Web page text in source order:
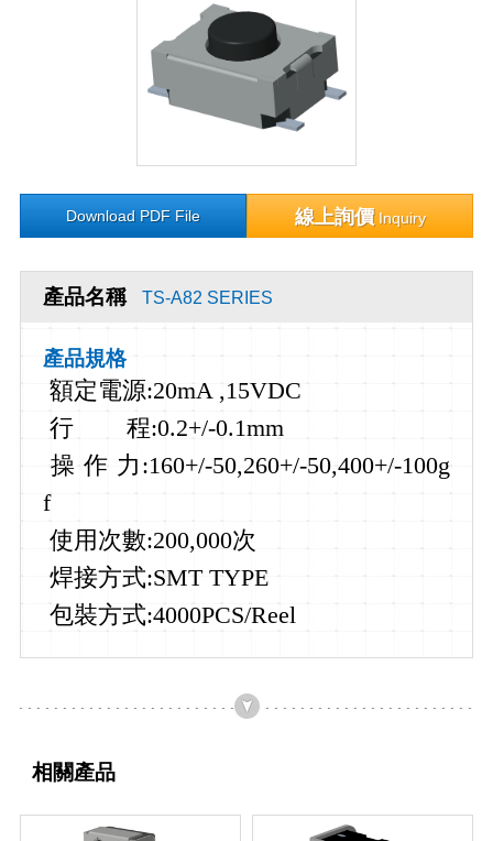
Download PDF File 線上詢價Inquiry
產品名稱 TS-A82 SERIES
產品規格
額定電源:20mA ,15VDC
行
程:0.2+/-0.1mm
操 作 力 :160+/-50,260+/-50,400+/-100g
f
使用次數:200,000次
焊接方式:SMT TYPE
包裝方式:4000PCS/Reel
相關產品